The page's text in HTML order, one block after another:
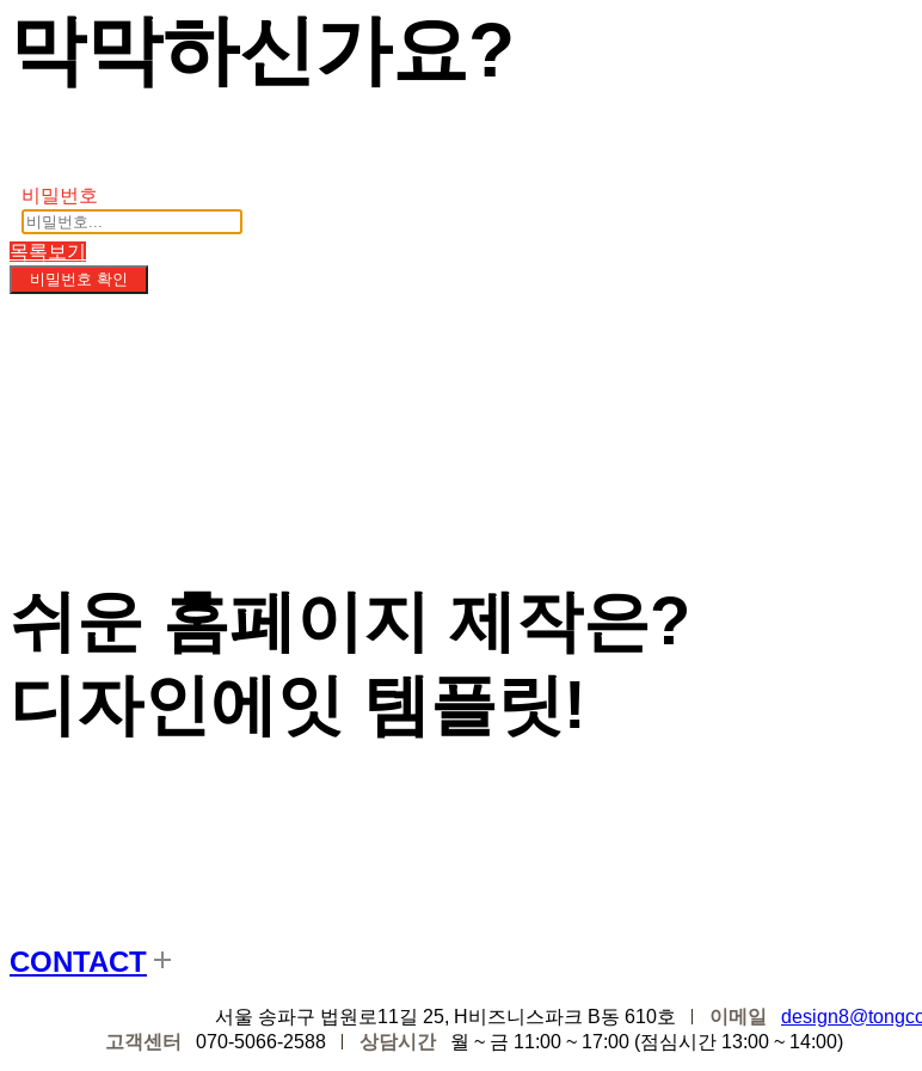
막막하신가요?
비밀번호
목록보기
비밀번호 확인
쉬운 홈페이지 제작은?
디자인에잇 템플릿!
CONTACT
서울 송파구 법원로11길 25, H비즈니스파크 B동 610호 이메일
고객센터
070-5066-2588 상담시간 월 ~ 금 11:00 ~ 17:00 (점심시간 13:00 ~ 14:00)